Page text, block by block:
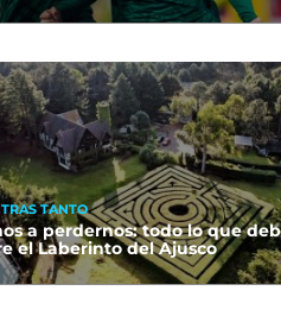
TANTO
a perdernos: todo lo que
el Laberinto del Ajusco